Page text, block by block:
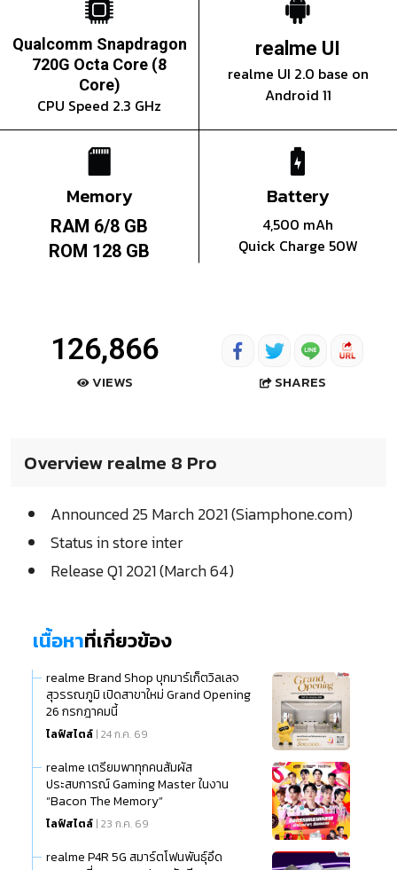
Qualcomm Snapdragon
720G Octa Core (8
Core)
CPU Speed 2.3 GHz
realme UI
realme UI 2.0 base on
Android 11
Memory
RAM 6/8 GB
ROM 128 GB
Battery
4,500 mAh
Quick Charge 50W
126,866
VIEWS SHARES
Overview realme 8 Pro
Announced 25 March 2021 (Siamphone.com)
Status in store inter
Release Q1 2021 (March 64)
เนื้อหาที่เกี่ยวข้อง
realme Brand Shop บุกมาร์เก็ตวิลเลจ
สุวรรณภูมิ เปิดสาขาใหม่ Grand Opening
26 กรกฎาคมนี้
ไลฟ์สไตล์ | 24 ก.ค. 69
realme เตรียมพาทุกคนสัมผัส
ประสบการณ์ Gaming Master ในงาน
“Bacon The Memory”
ไลฟ์สไตล์ | 23 ก.ค. 69
realme P4R 5G สมาร์ตโฟนพันธุ์อึด